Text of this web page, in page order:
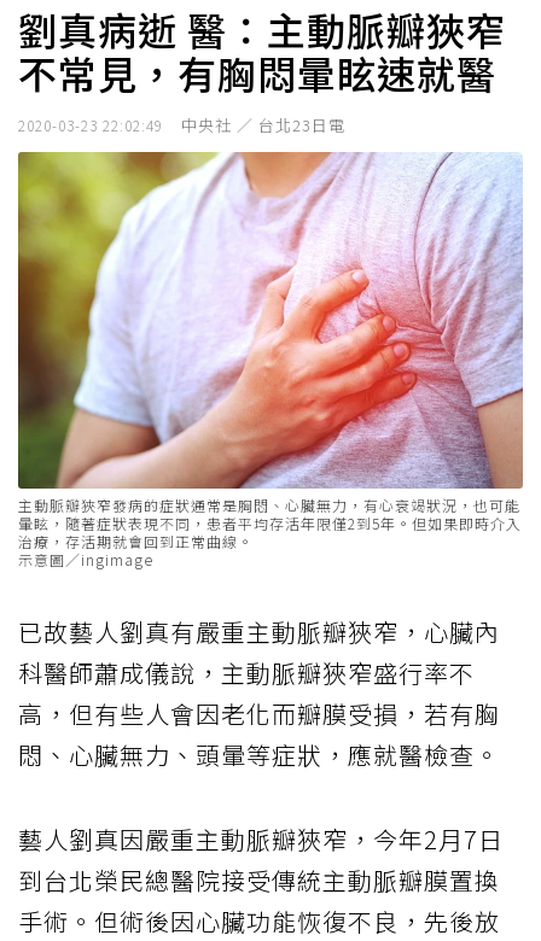
劉真病逝 醫：主動脈瓣狹窄
不常見，有胸悶暈眩速就醫
2020-03-23 22:02:49 中央社 ／ 台北23日電
主動脈瓣狹窄發病的症狀通常是胸悶、心臟無力，有心衰竭狀況，也可能
暈眩，隨著症狀表現不同，患者平均存活年限僅2到5年。但如果即時介入
治療，存活期就會回到正常曲線。
示意圖／ingimage
已故藝人劉真有嚴重主動脈瓣狹窄，心臟內
科醫師蕭成儀說，主動脈瓣狹窄盛行率不
高，但有些人會因老化而瓣膜受損，若有胸
悶、心臟無力、頭暈等症狀，應就醫檢查。
藝人劉真因嚴重主動脈瓣狹窄，今年2月7日
到台北榮民總醫院接受傳統主動脈瓣膜置換
手術。但術後因心臟功能恢復不良，先後放